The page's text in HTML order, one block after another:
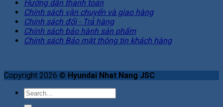
Hướng dẫn thanh toán
Chính sách vận chuyển và giao hàng
Chính sách đổi - Trả hàng
Chính sách bảo hành sản phẩm
Chính sách Bảo mật thông tin khách hàng
Copyright 2026 © Hyundai Nhat Nang JSC
Search
for: